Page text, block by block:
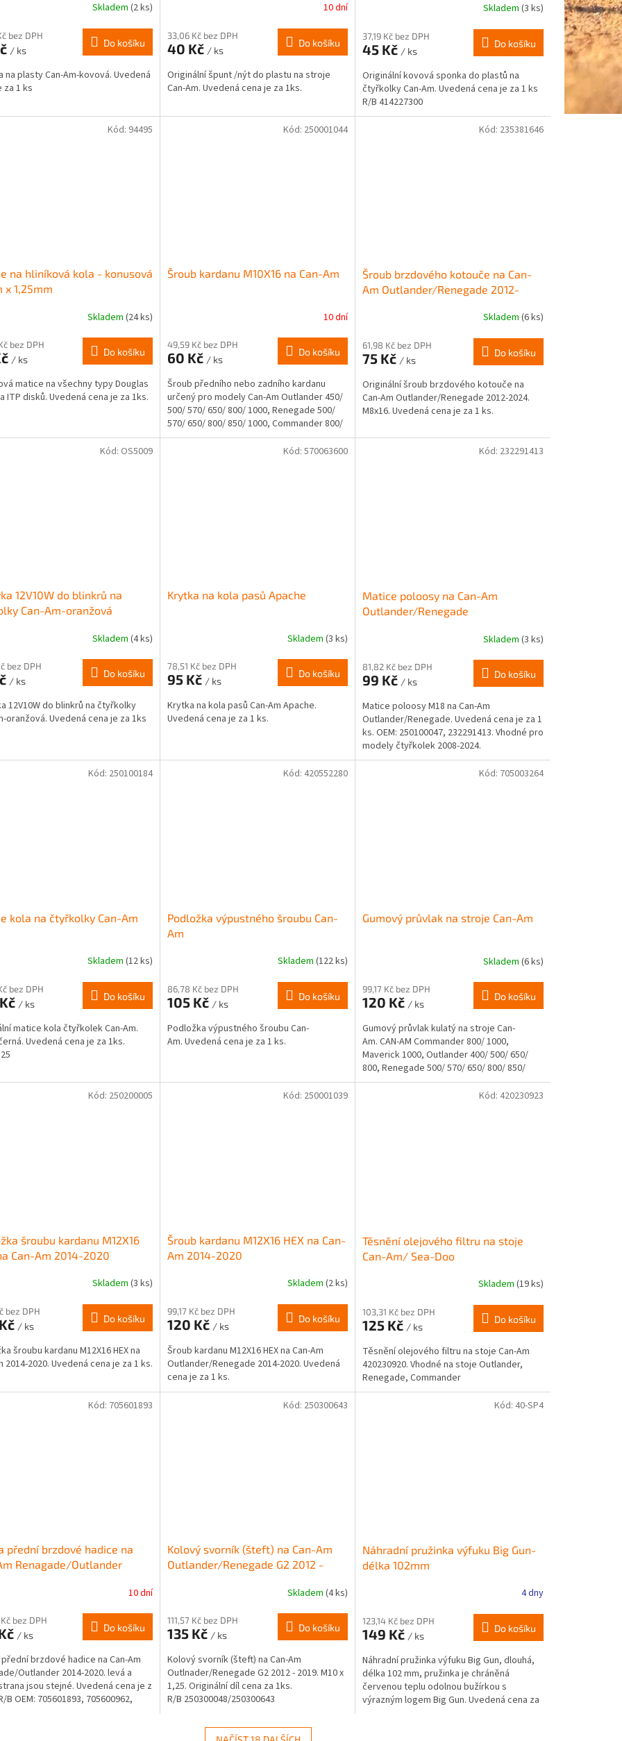
Skladem (2 ks)
bez DPH
/ ks
Do košíku
na plasty Can-Am-kovová. Uvedená
za 1 ks
10 dní
33,06 Kč bez DPH
40 Kč / ks
Do košíku
Originální špunt /nýt do plastu na stroje
Can-Am. Uvedená cena je za 1ks.
Skladem (3 ks)
37,19 Kč bez DPH
45 Kč / ks
Do košíku
Originální kovová sponka do plastů na
čtyřkolky Can-Am. Uvedená cena je za 1 ks
R/B 414227300
na hliníková kola - konusová
x 1,25mm
Skladem (24 ks)
bez DPH
/ ks
Do košíku
matice na všechny typy Douglas
ITP disků. Uvedená cena je za 1ks.
Kód: 94495
Šroub kardanu M10X16 na Can-Am
10 dní
49,59 Kč bez DPH
60 Kč / ks
Do košíku
Šroub předního nebo zadního kardanu
určený pro modely Can-Am Outlander 450/
500/ 570/ 650/ 800/ 1000, Renegade 500/
570/ 650/ 800/ 850/ 1000, Commander 800/
1000. OEM...
Kód: 250001044
Šroub brzdového kotouče na Can-
Am Outlander/Renegade 2012-
Skladem (6 ks)
61,98 Kč bez DPH
75 Kč / ks
Do košíku
Originální šroub brzdového kotouče na
Can-Am Outlander/Renegade 2012-2024.
M8x16. Uvedená cena je za 1 ks.
Kód: 235381646
12V10W do blinkrů na
Can-Am-oranžová
Skladem (4 ks)
bez DPH
/ ks
Do košíku
12V10W do blinkrů na čtyřkolky
oranžová. Uvedená cena je za 1ks
Kód: OS5009
Krytka na kola pasů Apache
Skladem (3 ks)
78,51 Kč bez DPH
95 Kč / ks
Do košíku
Krytka na kola pasů Can-Am Apache.
Uvedená cena je za 1 ks.
Kód: 570063600
Matice poloosy na Can-Am
Outlander/Renegade
Skladem (3 ks)
81,82 Kč bez DPH
99 Kč / ks
Do košíku
Matice poloosy M18 na Can-Am
Outlander/Renegade. Uvedená cena je za 1
ks. OEM: 250100047, 232291413. Vhodné pro
modely čtyřkolek 2008-2024.
Kód: 232291413
kola na čtyřkolky Can-Am
Skladem (12 ks)
bez DPH
/ ks
Do košíku
matice kola čtyřkolek Can-Am.
Uvedená cena je za 1ks.
Kód: 250100184
Podložka výpustného šroubu Can-
Am
Skladem (122 ks)
86,78 Kč bez DPH
105 Kč / ks
Do košíku
Podložka výpustného šroubu Can-
Am. Uvedená cena je za 1 ks.
Kód: 420552280
Gumový průvlak na stroje Can-Am
Skladem (6 ks)
99,17 Kč bez DPH
120 Kč / ks
Do košíku
Gumový průvlak kulatý na stroje Can-
Am. CAN-AM Commander 800/ 1000,
Maverick 1000, Outlander 400/ 500/ 650/
800, Renegade 500/ 570/ 650/ 800/ 850/
1000. Číslo OEM:...
Kód: 705003264
šroubu kardanu M12X16
Can-Am 2014-2020
Skladem (3 ks)
bez DPH
/ ks
Do košíku
šroubu kardanu M12X16 HEX na
2014-2020. Uvedená cena je za 1 ks.
Kód: 250200005
Šroub kardanu M12X16 HEX na Can-
Am 2014-2020
Skladem (2 ks)
99,17 Kč bez DPH
120 Kč / ks
Do košíku
Šroub kardanu M12X16 HEX na Can-Am
Outlander/Renegade 2014-2020. Uvedená
cena je za 1 ks.
Kód: 250001039
Těsnění olejového filtru na stoje
Can-Am/ Sea-Doo
Skladem (19 ks)
103,31 Kč bez DPH
125 Kč / ks
Do košíku
Těsnění olejového filtru na stoje Can-Am
420230920. Vhodné na stoje Outlander,
Renegade, Commander
Kód: 420230923
přední brzdové hadice na
Renagade/Outlander
10 dní
bez DPH
/ ks
Do košíku
brzdové hadice na Can-Am
Outlander 2014-2020. levá a
jsou stejné. Uvedená cena je z
B OEM: 705601893, 705600962,
Kód: 705601893
Kolový svorník (šteft) na Can-Am
Outlander/Renegade G2 2012 -
produktu
je
z
5
hvězdiček.
Skladem (4 ks)
111,57 Kč bez DPH
135 Kč / ks
Do košíku
Kolový svorník (šteft) na Can-Am
Outlnader/Renegade G2 2012 - 2019. M10 x
1,25. Originální díl cena za 1ks.
R/B 250300048/250300643
Kód: 250300643
Náhradní pružinka výfuku Big Gun-
délka 102mm
4 dny
123,14 Kč bez DPH
149 Kč / ks
Do košíku
Náhradní pružinka výfuku Big Gun, dlouhá,
délka 102 mm, pružinka je chráněná
červenou teplu odolnou bužírkou s
výrazným logem Big Gun. Uvedená cena za
Kód: 40-SP4